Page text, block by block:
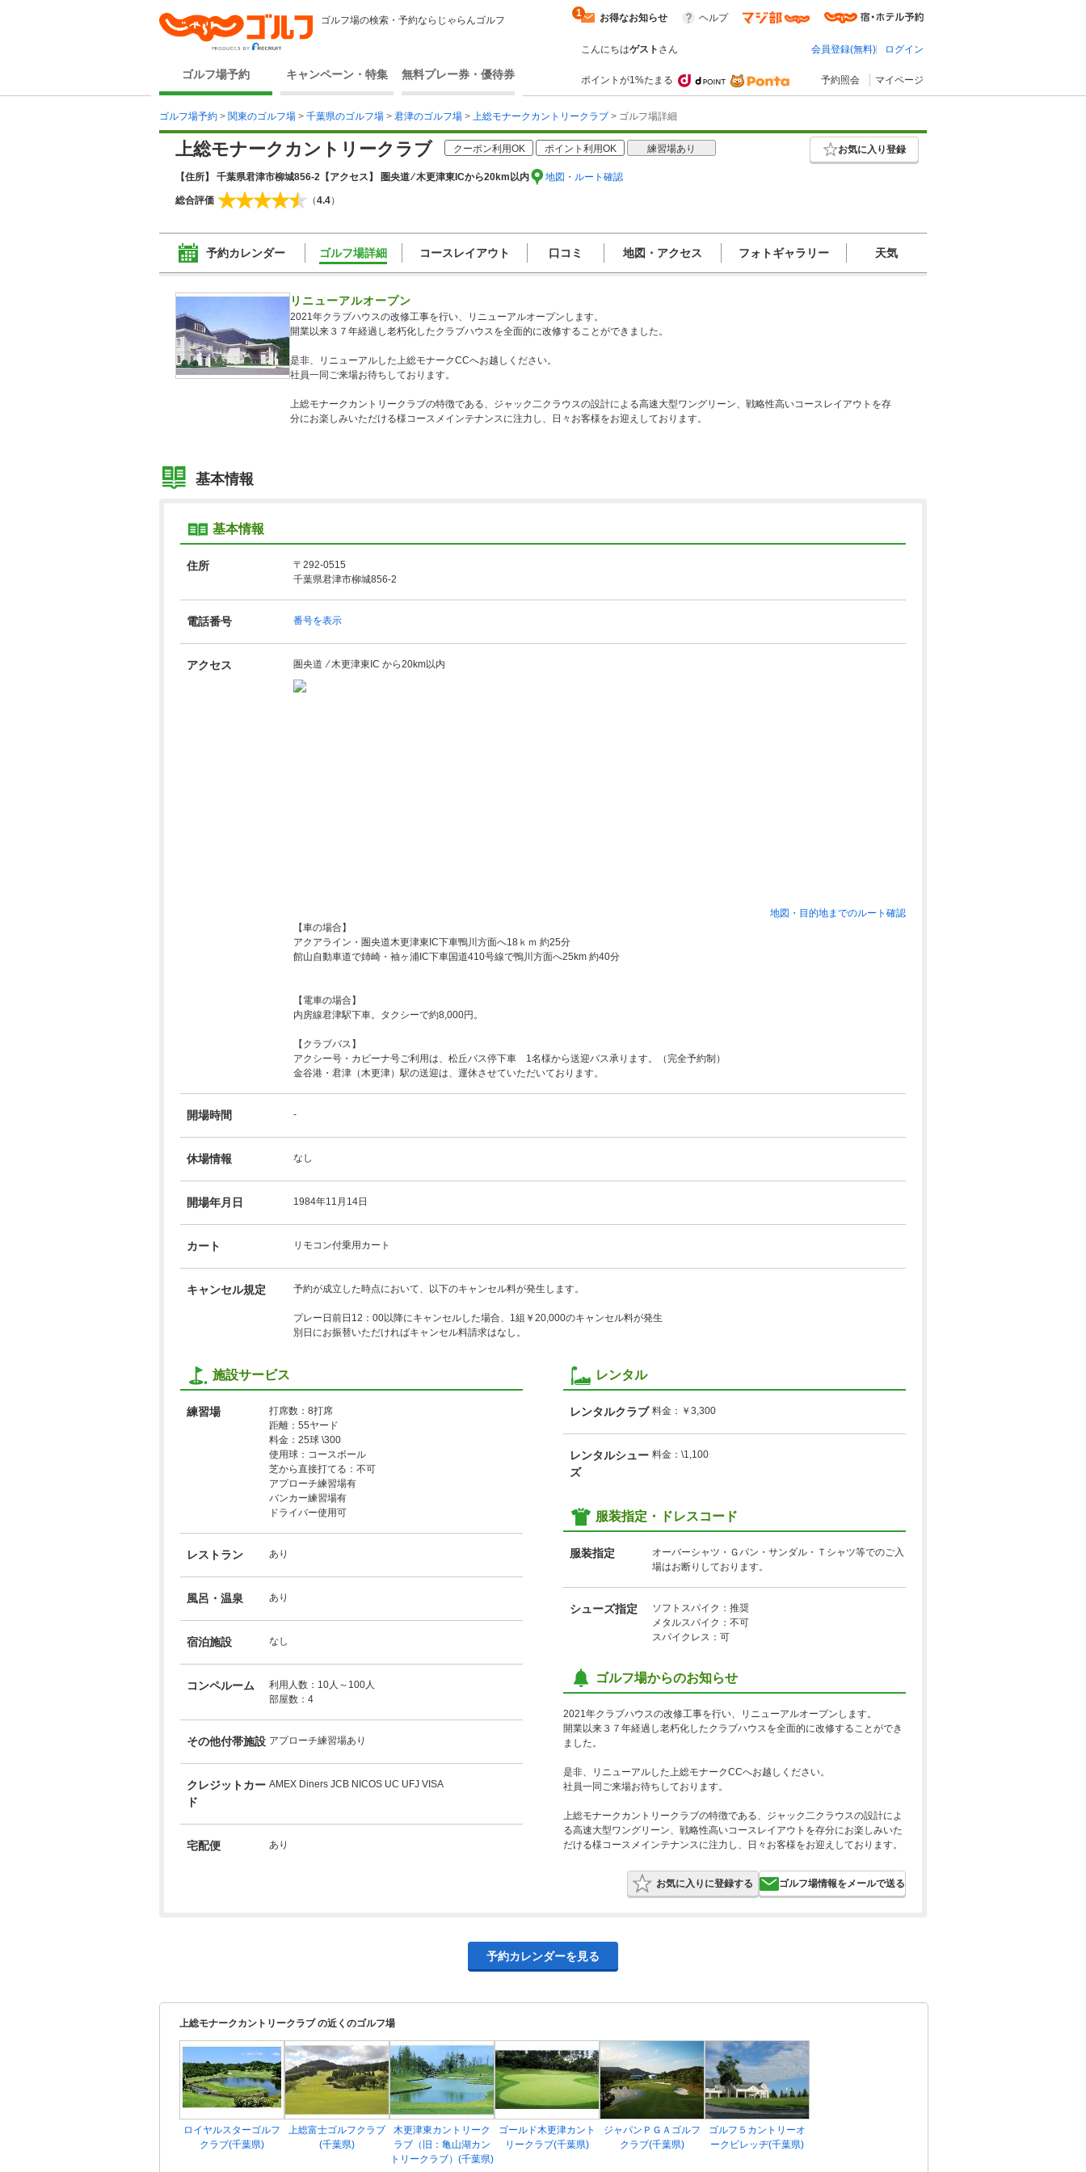
ゴルフ場の検索・予約ならじゃらんゴルフ
ゴルフ場予約 キャンペーン・特集 無料プレー券・優待券
お得なお知らせ
1 ヘルプ
こんにちはゲスト さん 会員登録(無料) ログイン
ポイントが1%たまる 予約照会 マイページ
ゴルフ場予約 > 関東のゴルフ場 > 千葉県のゴルフ場 > 君津のゴルフ場 > 上総モナークカントリークラブ > ゴルフ場詳細
上総モナークカントリークラブ クーポン利用OK ポイント利用OK 練習場あり お気に入り登録
【住所】 千葉県君津市柳城856-2 【アクセス】 圏央道 ⁄ 木更津東ICから20km以内 地図・ルート確認
総合評価 （4.4）
予約カレンダー ゴルフ場詳細 コースレイアウト 口コミ 地図・アクセス フォトギャラリー 天気
リニューアルオープン
2021年クラブハウスの改修工事を行い、リニューアルオープンします。
開業以来３７年経過し老朽化したクラブハウスを全面的に改修することができました。
是非、リニューアルした上総モナークCCへお越しください。
社員一同ご来場お待ちしております。
上総モナークカントリークラブの特徴である、ジャック二クラウスの設計による高速大型ワングリーン、戦略性高いコースレイアウトを存
分にお楽しみいただける様コースメインテナンスに注力し、日々お客様をお迎えしております。
基本情報
基本情報
住所
〒292-0515
千葉県君津市柳城856-2
電話番号 番号を表示
アクセス 圏央道 ⁄ 木更津東IC から20km以内
地図・目的地までのルート確認
【車の場合】
アクアライン・圏央道木更津東IC下車鴨川方面へ18ｋｍ 約25分
館山自動車道で姉崎・袖ヶ浦IC下車国道410号線で鴨川方面へ25km 約40分
【電車の場合】
内房線君津駅下車。タクシーで約8,000円。
【クラブバス】
アクシー号・カピーナ号ご利用は、松丘バス停下車 1名様から送迎バス承ります。（完全予約制）
金谷港・君津（木更津）駅の送迎は、運休させていただいております。
開場時間 -
休場情報 なし
開場年月日 1984年11月14日
カート リモコン付乗用カート
キャンセル規定 予約が成立した時点において、以下のキャンセル料が発生します。
プレー日前日12：00以降にキャンセルした場合、1組￥20,000のキャンセル料が発生
別日にお振替いただければキャンセル料請求はなし。
施設サービス
練習場
打席数：8打席
距離：55ヤード
料金：25球 \300
使用球：コースボール
芝から直接打てる：不可
アプローチ練習場有
バンカー練習場有
ドライバー使用可
レストラン あり
風呂・温泉 あり
宿泊施設 なし
コンペルーム
利用人数：10人～100人
部屋数：4
その他付帯施設 アプローチ練習場あり
クレジットカー
ド
AMEX Diners JCB NICOS UC UFJ VISA
宅配便 あり
レンタル
レンタルクラブ 料金：￥3,300
レンタルシュー
ズ
料金：\1,100
服装指定・ドレスコード
服装指定
オーバーシャツ・Ｇパン・サンダル・Ｔシャツ等でのご入
場はお断りしております。
シューズ指定
ソフトスパイク：推奨
メタルスパイク：不可
スパイクレス：可
ゴルフ場からのお知らせ
2021年クラブハウスの改修工事を行い、リニューアルオープンします。
開業以来３７年経過し老朽化したクラブハウスを全面的に改修することができ
ました。
是非、リニューアルした上総モナークCCへお越しください。
社員一同ご来場お待ちしております。
上総モナークカントリークラブの特徴である、ジャック二クラウスの設計によ
る高速大型ワングリーン、戦略性高いコースレイアウトを存分にお楽しみいた
だける様コースメインテナンスに注力し、日々お客様をお迎えしております。
お気に入りに登録する ゴルフ場情報をメールで送る
予約カレンダーを見る
上総モナークカントリークラブ の近くのゴルフ場
ロイヤルスターゴルフ
クラブ(千葉県)
上総富士ゴルフクラブ
(千葉県)
木更津東カントリーク
ラブ（旧：亀山湖カン
トリークラブ）(千葉県)
ゴールド木更津カント
リークラブ(千葉県)
ジャパンＰＧＡゴルフ
クラブ(千葉県)
ゴルフ５カントリーオ
ークビレッヂ(千葉県)